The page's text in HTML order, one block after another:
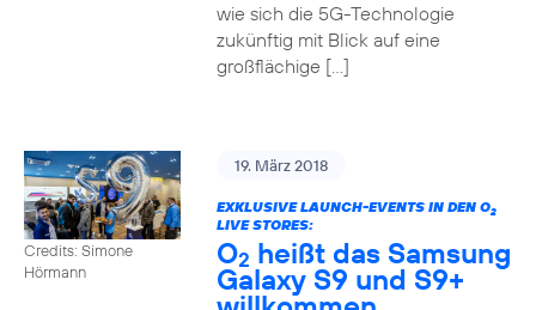
wie sich die 5G-Technologie
zukünftig mit Blick auf eine
großflächige […]
Credits: Simone
Hörmann
19. März 2018
EXKLUSIVE LAUNCH-EVENTS IN DEN O2
LIVE STORES:
O2 heißt das Samsung
Galaxy S9 und S9+